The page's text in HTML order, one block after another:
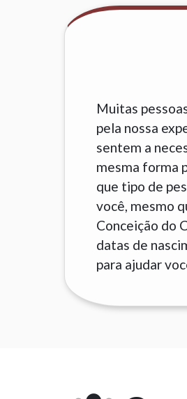
Muitas
pela nossa
sentem a
mesma forma
que tipo de
você, mesmo
Conceição do
datas de
para ajudar